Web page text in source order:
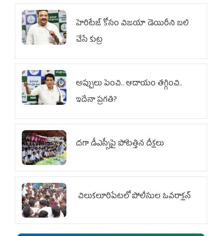
హెరిటేజ్ కోసం విజయా డెయిరీని బలి
చేసే కుట్ర‌
అప్పులు పెంచి.. ఆదాయం తగ్గించి..
ఇదేనా ప్రగతి?
దగా డీఎస్సీపై పోటెత్తిన దీక్షలు
చిలుక‌లూరిపేట‌లో పోలీసుల ఓవ‌రాక్ష‌న్‌